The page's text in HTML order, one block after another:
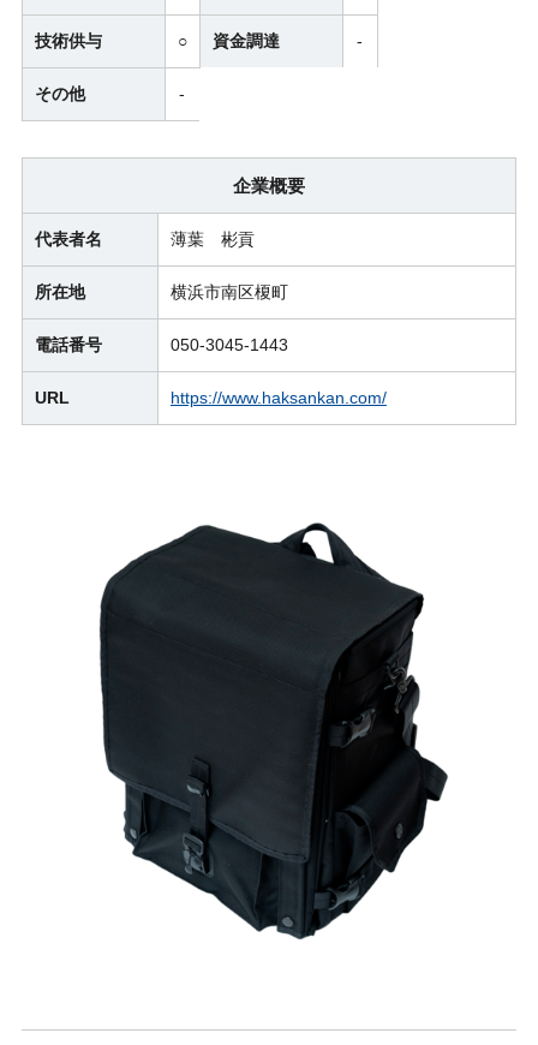
技術供与 ○ 資金調達 -
その他 -
企業概要
代表者名 薄葉 彬貢
所在地 横浜市南区榎町
電話番号 050-3045-1443
URL https://www.haksankan.com/